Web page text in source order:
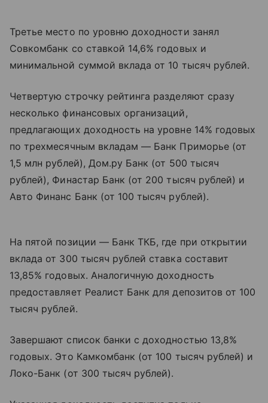
Третье место по уровню доходности занял
Совкомбанк со ставкой 14,6% годовых и
минимальной суммой вклада от 10 тысяч рублей.
Четвертую строчку рейтинга разделяют сразу
несколько финансовых организаций,
предлагающих доходность на уровне 14% годовых
по трехмесячным вкладам — Банк Приморье (от
1,5 млн рублей), Дом.ру Банк (от 500 тысяч
рублей), Финастар Банк (от 200 тысяч рублей) и
Авто Финанс Банк (от 100 тысяч рублей).
На пятой позиции — Банк ТКБ, где при открытии
вклада от 300 тысяч рублей ставка составит
13,85% годовых. Аналогичную доходность
предоставляет Реалист Банк для депозитов от 100
тысяч рублей.
Завершают список банки с доходностью 13,8%
годовых. Это Камкомбанк (от 100 тысяч рублей) и
Локо-Банк (от 300 тысяч рублей).